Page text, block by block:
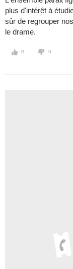
plus d'intérêt à
sûr de regrouper
le drame.
0 0